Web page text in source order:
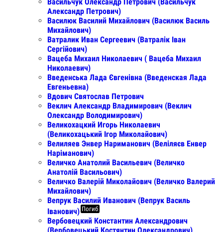
Александр Петрович)
Василюк Василий Михайлович (Василюк Василь
Михайлович)
Ватралик Иван Сергеевич (Ватралік Іван
Сергійович)
Вацеба Михаил Николаевич ( Вацеба Михаил
Николаевич)
Введенська Лада Євгенівна (Введенская Лада
Евгеньевна)
Вдович Святослав Петрович
Веклич Александр Владимирович (Веклич
Олександр Володимирович)
Великохацкий Игорь Николаевич
(Великохацький Ігор Миколайович)
Велиляев Энвер Нариманович (Веліляєв Енвер
Наріманович)
Величко Анатолий Васильевич (Величко
Анатолій Васильович)
Величко Валерій Миколайович (Величко Валерий
Михайлович)
Вепрук Василий Иванович (Вепрук Василь
Iванович) Погиб
Вербовецкий Константин Александрович